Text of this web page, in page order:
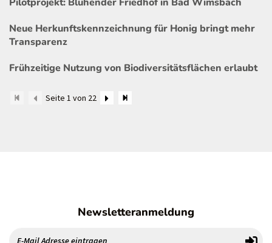
Neue Herkunftskennzeichnung für Honig bringt mehr
Transparenz
Frühzeitige Nutzung von Biodiversitätsflächen erlaubt
Seite 1 von 22
Newsletteranmeldung